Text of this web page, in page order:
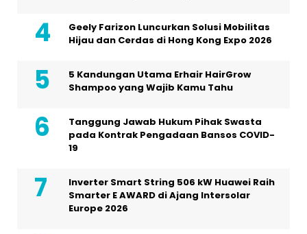
Geely Farizon Luncurkan Solusi Mobilitas
Hijau dan Cerdas di Hong Kong Expo 2026
5 Kandungan Utama Erhair HairGrow
Shampoo yang Wajib Kamu Tahu
Tanggung Jawab Hukum Pihak Swasta
pada Kontrak Pengadaan Bansos COVID-
19
Inverter Smart String 506 kW Huawei Raih
Smarter E AWARD di Ajang Intersolar
Europe 2026